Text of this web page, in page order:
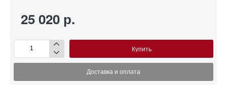
25 020 р.
Купить
Доставка и оплата